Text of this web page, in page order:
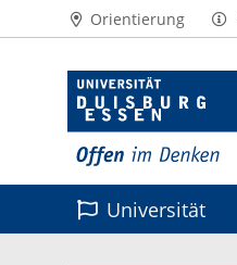
Orientierung
Universität